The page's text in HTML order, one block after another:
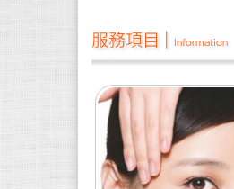
服務項目 | Information